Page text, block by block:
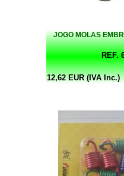
JOGO MOLAS
REF.
12,62 EUR (IVA Inc.)